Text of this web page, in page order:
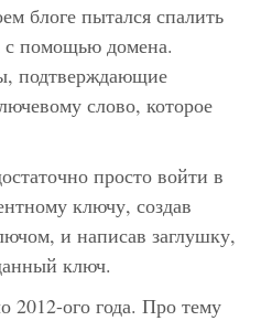
блоге пытался спалить
с помощью домена.
подтверждающие
слово, которое
просто войти в
ключу, создав
и написав заглушку,
ключ.
ого года. Про тему